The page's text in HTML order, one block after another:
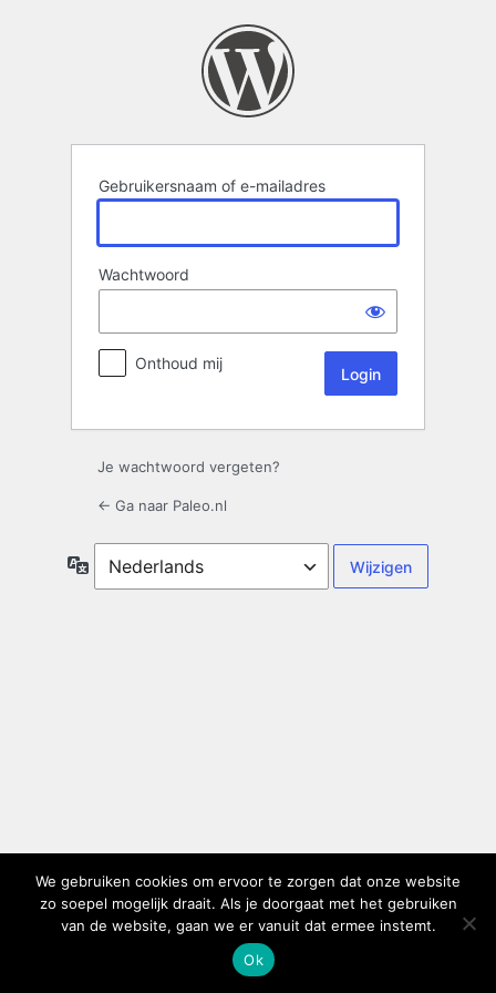
Gebruikersnaam of e-mailadres
Wachtwoord
Onthoud mij
Je wachtwoord vergeten?
← Ga naar Paleo.nl
Taal
We gebruiken cookies om ervoor te zorgen dat onze website
zo soepel mogelijk draait. Als je doorgaat met het gebruiken
van de website, gaan we er vanuit dat ermee instemt.
Ok